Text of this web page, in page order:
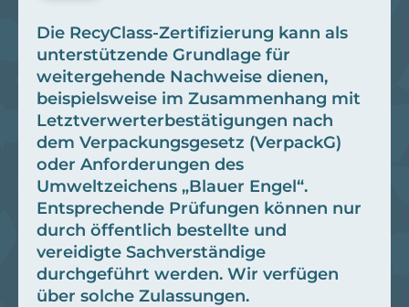
Die RecyClass-Zertifizierung kann als
unterstützende Grundlage für
weitergehende Nachweise dienen,
beispielsweise im Zusammenhang mit
Letztverwerterbestätigungen nach
dem Verpackungsgesetz (VerpackG)
oder Anforderungen des
Umweltzeichens „Blauer Engel“.
Entsprechende Prüfungen können nur
durch öffentlich bestellte und
vereidigte Sachverständige
durchgeführt werden. Wir verfügen
über solche Zulassungen.